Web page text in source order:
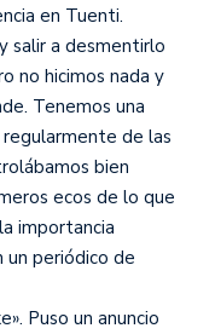
en Tuenti.
salir a desmentirlo
no hicimos nada y
Tenemos una
de las
bien
ecos de lo que
importancia
un periódico de
Puso un anuncio